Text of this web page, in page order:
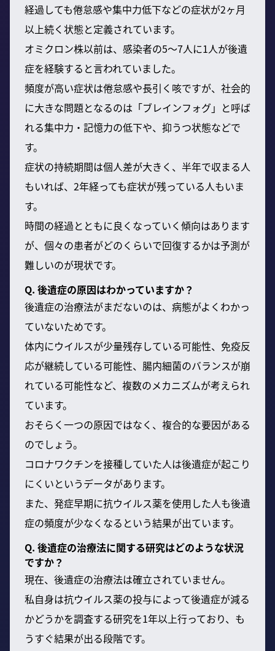
経過しても倦怠感や集中力低下などの症状が2ヶ月
以上続く状態と定義されています。
オミクロン株以前は、感染者の5〜7人に1人が後遺
症を経験すると言われていました。
頻度が高い症状は倦怠感や長引く咳ですが、社会的
に大きな問題となるのは「ブレインフォグ」と呼ば
れる集中力・記憶力の低下や、抑うつ状態などで
す。
症状の持続期間は個人差が大きく、半年で収まる人
もいれば、2年経っても症状が残っている人もいま
す。
時間の経過とともに良くなっていく傾向はあります
が、個々の患者がどのくらいで回復するかは予測が
難しいのが現状です。
Q. 後遺症の原因はわかっていますか？
後遺症の治療法がまだないのは、病態がよくわかっ
ていないためです。
体内にウイルスが少量残存している可能性、免疫反
応が継続している可能性、腸内細菌のバランスが崩
れている可能性など、複数のメカニズムが考えられ
ています。
おそらく一つの原因ではなく、複合的な要因がある
のでしょう。
コロナワクチンを接種していた人は後遺症が起こり
にくいというデータがあります。
また、発症早期に抗ウイルス薬を使用した人も後遺
症の頻度が少なくなるという結果が出ています。
Q. 後遺症の治療法に関する研究はどのような状況
ですか？
現在、後遺症の治療法は確立されていません。
私自身は抗ウイルス薬の投与によって後遺症が減る
かどうかを調査する研究を1年以上行っており、も
うすぐ結果が出る段階です。